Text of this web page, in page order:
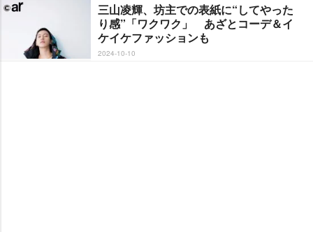
三山凌輝、坊主での表紙に“してやった
り感”「ワクワク」 あざとコーデ＆イ
ケイケファッションも
2024-10-10